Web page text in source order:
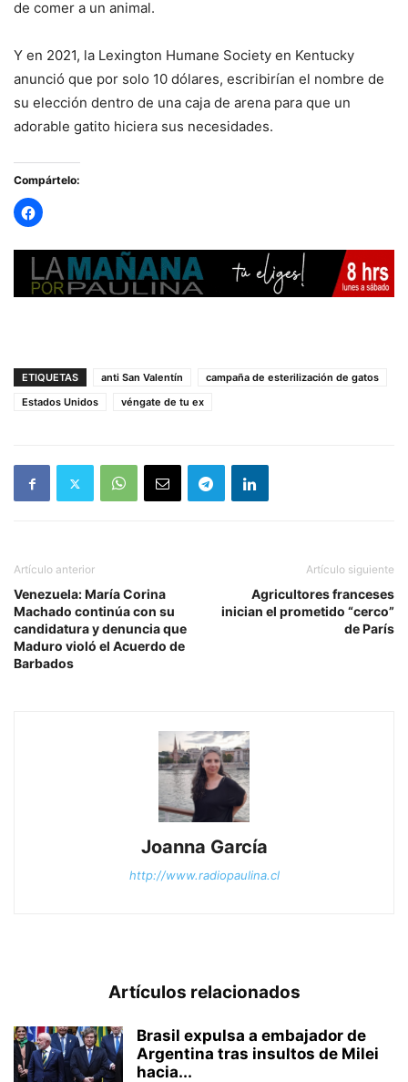
de comer a un animal.
Y en 2021, la Lexington Humane Society en Kentucky
anunció que por solo 10 dólares, escribirían el nombre de
su elección dentro de una caja de arena para que un
adorable gatito hiciera sus necesidades.
Compártelo:
ETIQUETAS anti San Valentín
campaña de esterilización de gatos
Estados Unidos
véngate de tu ex
Artículo anterior
Venezuela: María Corina
Machado continúa con su
candidatura y denuncia que
Maduro violó el Acuerdo de
Barbados
Artículo siguiente
Agricultores franceses
inician el prometido “cerco”
de París
Joanna García
http://www.radiopaulina.cl
Artículos relacionados
Brasil expulsa a embajador de
Argentina tras insultos de Milei
hacia...